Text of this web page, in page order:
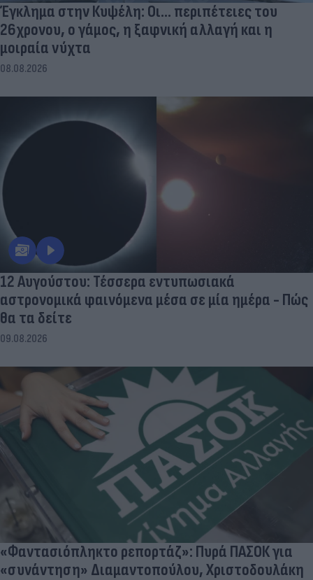
Έγκλημα στην Κυψέλη: Οι... περιπέτειες του
26χρονου, ο γάμος, η ξαφνική αλλαγή και η
μοιραία νύχτα
08.08.2026
12 Αυγούστου: Τέσσερα εντυπωσιακά
αστρονομικά φαινόμενα μέσα σε μία ημέρα - Πώς
θα τα δείτε
09.08.2026
«Φαντασιόπληκτο ρεπορτάζ»: Πυρά ΠΑΣΟΚ για
«συνάντηση» Διαμαντοπούλου, Χριστοδουλάκη